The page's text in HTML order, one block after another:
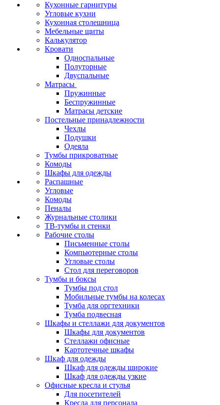
Кухонные гарнитуры
Угловые кухни
Кухонная столешница
Мебельные щиты
Калькулятор
Кровати
Односпальные
Полуторные
Двуспальные
Матрасы
Пружинные
Беспружинные
Матрасы детские
Постельные принадлежности
Чехлы
Подушки
Одеяла
Тумбы прикроватные
Комоды
Шкафы для одежды
Распашные
Угловые
Комоды
Пеналы
Журнальные столики
ТВ‑тумбы и стенки
Рабочие столы
Письменные столы
Компьютерные столы
Угловые столы
Стол для переговоров
Тумбы и боксы
Тумбы под стол
Мобильные тумбы на колесах
Тумба для оргтехники
Тумба подвесная
Шкафы и стеллажи для документов
Шкафы для документов
Стеллажи офисные
Картотечные шкафы
Шкаф для одежды
Шкаф для одежды широкие
Шкаф для одежды узкие
Офисные кресла и стулья
Для посетителей
Кресла для персонала